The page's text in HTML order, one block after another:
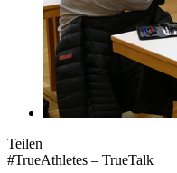
Teilen
#TrueAthletes – TrueTalk